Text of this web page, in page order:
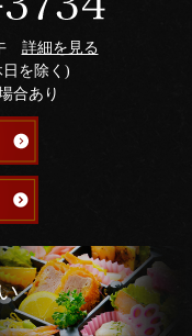
詳細を見る
日を除く)
合あり